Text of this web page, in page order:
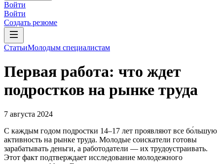
Войти
Войти
Создать резюме
СтатьиМолодым специалистам
Первая работа: что ждет
подростков на рынке труда
7 августа 2024
С каждым годом подростки 14–17 лет проявляют все бо́льшую
активность на рынке труда. Молодые соискатели готовы
зарабатывать деньги, а работодатели — их трудоустраивать.
Этот факт подтверждает исследование молодежного